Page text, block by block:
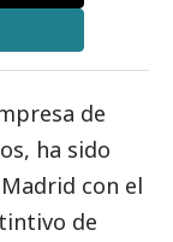
de
ha sido
con el
de